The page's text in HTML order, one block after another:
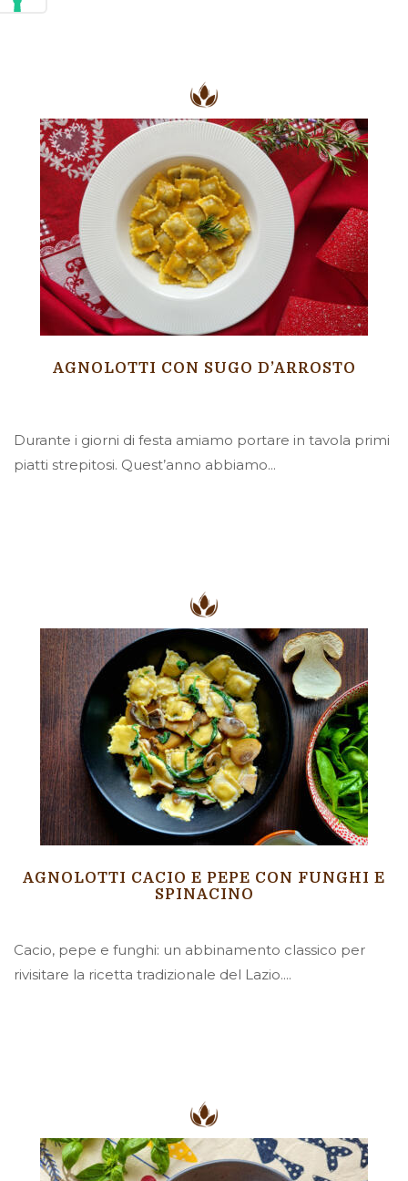
AGNOLOTTI CON SUGO D’ARROSTO
Durante i giorni di festa amiamo portare in tavola primi
piatti strepitosi. Quest’anno abbiamo...
AGNOLOTTI CACIO E PEPE CON FUNGHI E
SPINACINO
Cacio, pepe e funghi: un abbinamento classico per
rivisitare la ricetta tradizionale del Lazio....